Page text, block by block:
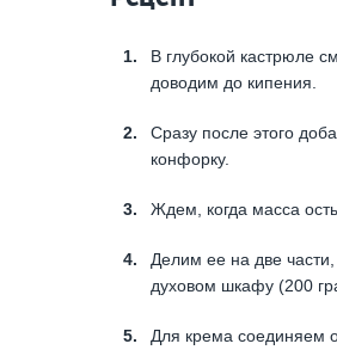
В глубокой кастрюле
доводим до кипения.
Сразу после этого
конфорку.
Ждем, когда масса
Делим ее на две
духовом шкафу (200
Для крема соединяем